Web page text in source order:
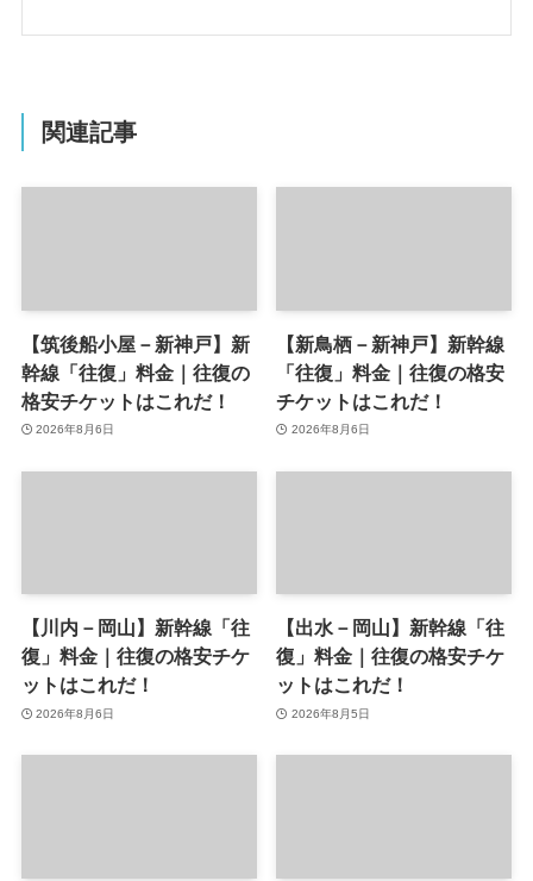
関連記事
【筑後船小屋－新神戸】新
幹線「往復」料金｜往復の
格安チケットはこれだ！
2026年8月6日
【新鳥栖－新神戸】新幹線
「往復」料金｜往復の格安
チケットはこれだ！
2026年8月6日
【川内－岡山】新幹線「往
復」料金｜往復の格安チケ
ットはこれだ！
2026年8月6日
【出水－岡山】新幹線「往
復」料金｜往復の格安チケ
ットはこれだ！
2026年8月5日